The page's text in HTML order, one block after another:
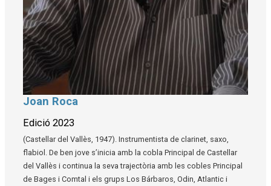
Diapositiva 1 de 1
Joan Roca
Edició 2023
(Castellar del Vallès, 1947). Instrumentista de clarinet, saxo,
flabiol. De ben jove s’inicia amb la cobla Principal de Castellar
del Vallès i continua la seva trajectòria amb les cobles Principal
de Bages i Comtal i els grups Los Bárbaros, Odin, Atlantic i